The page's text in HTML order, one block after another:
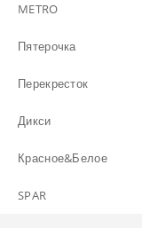
METRO
Пятерочка
Перекресток
Дикси
Красное&Белое
SPAR